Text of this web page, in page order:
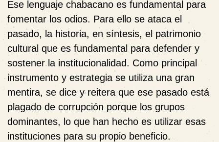
Ese lenguaje chabacano es fundamental para
fomentar los odios. Para ello se ataca el
pasado, la historia, en síntesis, el patrimonio
cultural que es fundamental para defender y
sostener la institucionalidad. Como principal
instrumento y estrategia se utiliza una gran
mentira, se dice y reitera que ese pasado está
plagado de corrupción porque los grupos
dominantes, lo que han hecho es utilizar esas
instituciones para su propio beneficio.